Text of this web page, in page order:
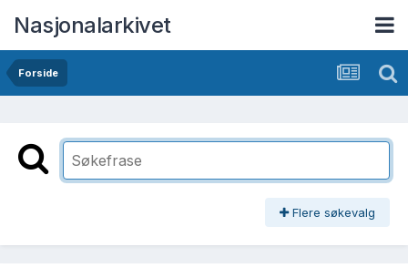
Nasjonalarkivet
Forside
Flere søkevalg